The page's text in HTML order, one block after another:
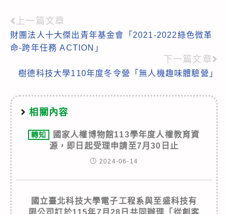
Read
more
上一篇文章
財團法人十大傑出青年基金會「2021-2022綠色微革
命-跨年任務 ACTION」
下一篇文章
樹德科技大學110年度冬令營「無人機趣味體驗營」
相關內容
轉知
國家人權博物館113學年度人權教育資
源，即日起受理申請至7月30日止
2024-06-14
國立臺北科技大學電子工程系與至盛科技有
限公司訂於115年7月28日共同辦理「從創客